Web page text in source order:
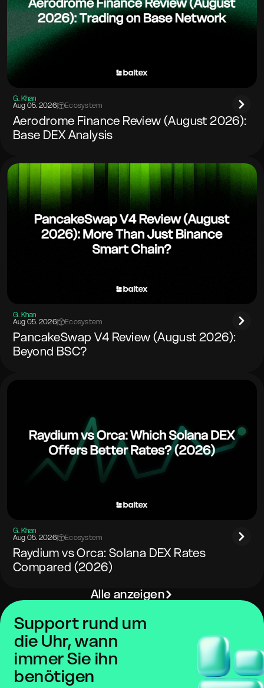
G. Khan
Aug 05. 2026| Ecosystem
Aerodrome Finance Review (August 2026):
Base DEX Analysis
G. Khan
Aug 05. 2026| Ecosystem
PancakeSwap V4 Review (August 2026):
Beyond BSC?
G. Khan
Aug 05. 2026| Ecosystem
Raydium vs Orca: Solana DEX Rates
Compared (2026)
Alle anzeigen
Support rund um
die Uhr, wann
immer Sie ihn
benötigen